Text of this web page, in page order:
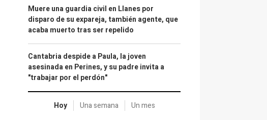
Muere una guardia civil en Llanes por
disparo de su expareja, también agente, que
acaba muerto tras ser repelido
Cantabria despide a Paula, la joven
asesinada en Perines, y su padre invita a
"trabajar por el perdón"
Hoy Una semana Un mes